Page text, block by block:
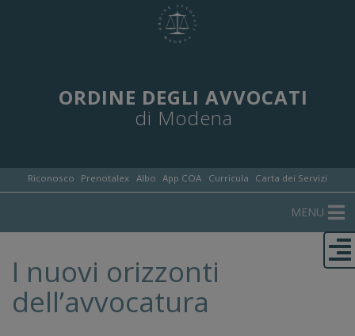
ORDINE DEGLI AVVOCATI
di Modena
Riconosco Prenotalex Albo App COA Curricula Carta dei Servizi
MENU
I nuovi orizzonti
dell’avvocatura